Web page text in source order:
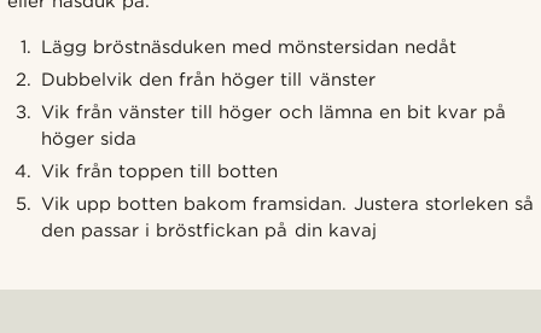
Lägg bröstnäsduken med mönstersidan nedåt
Dubbelvik den från höger till vänster
Vik från vänster till höger och lämna en bit kvar på
höger sida
Vik från toppen till botten
Vik upp botten bakom framsidan. Justera storleken så
den passar i bröstfickan på din kavaj